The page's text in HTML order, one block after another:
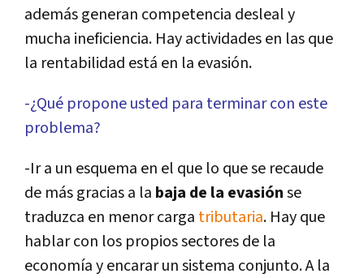
además generan competencia desleal y
mucha ineficiencia. Hay actividades en las que
la rentabilidad está en la evasión.
-¿Qué propone usted para terminar con este
problema?
-Ir a un esquema en el que lo que se recaude
de más gracias a la baja de la evasiónse
traduzca en menor carga tributaria. Hay que
hablar con los propios sectores de la
economí­a y encarar un sistema conjunto. A la